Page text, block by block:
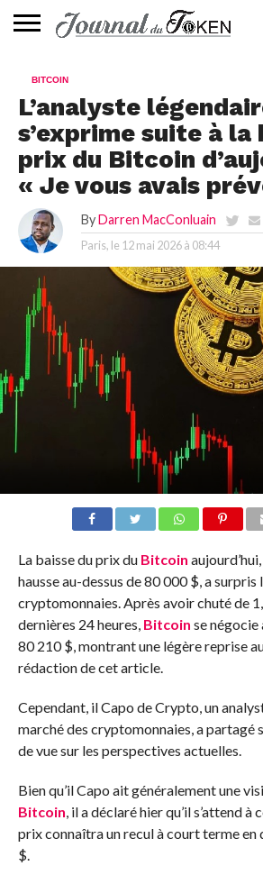
📰
EVALUATION
GUIDE
TENDANCES
À
CONTACTEZ-
BITCOIN
L’analyste
s’exprime suite à la
prix du Bitcoin
« Je vous avais
By Darren MacConluain
Paris, le 12 mai 2026 à 08:44
La baisse du prix du Bitcoin
hausse au-dessus de 80 000 $, a surpris
cryptomonnaies. Après avoir chuté de
dernières 24 heures, Bitcoin se
80 210 $, montrant une légère reprise
rédaction de cet article.
Cependant, il Capo de Crypto, un
marché des cryptomonnaies, a partagé
de vue sur les perspectives actuelles.
Bien qu’il Capo ait généralement une
Bitcoin, il a déclaré hier qu’il s’attend à
prix connaîtra un recul à court terme en
$.